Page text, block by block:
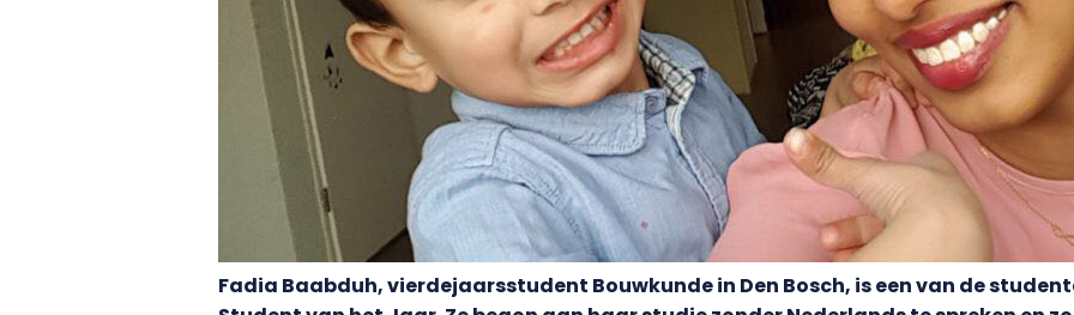
Fadia Baabduh, vierdejaarsstudent Bouwkunde in Den Bosch, is een van de